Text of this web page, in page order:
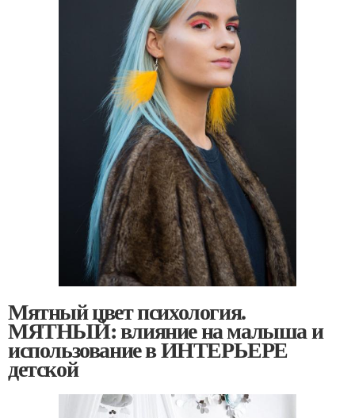
Мятный цвет психология.
МЯТНЫЙ: влияние на малыша и
использование в ИНТЕРЬЕРЕ
детской